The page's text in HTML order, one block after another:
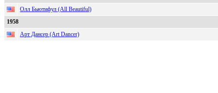
Олл Бьютифул (All Beautiful)
1958
Арт Дансер (Art Dancer)